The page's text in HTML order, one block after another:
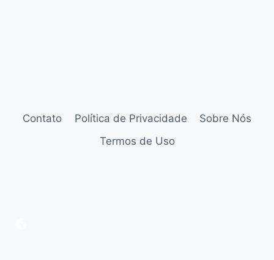
Contato Política de Privacidade
Sobre Nós
Termos de Uso